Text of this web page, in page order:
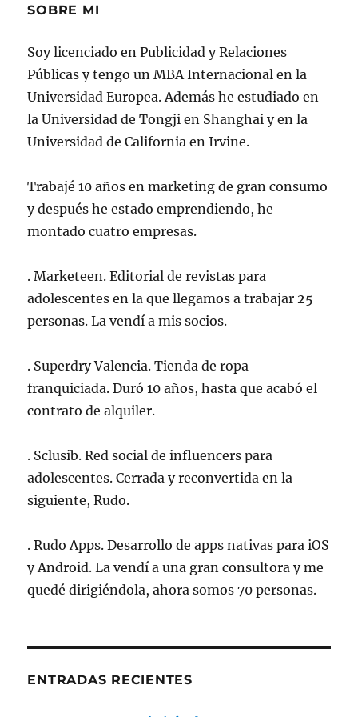
SOBRE MI
Soy licenciado en Publicidad y Relaciones
Públicas y tengo un MBA Internacional en la
Universidad Europea. Además he estudiado en
la Universidad de Tongji en Shanghai y en la
Universidad de California en Irvine.
Trabajé 10 años en marketing de gran consumo
y después he estado emprendiendo, he
montado cuatro empresas.
. Marketeen. Editorial de revistas para
adolescentes en la que llegamos a trabajar 25
personas. La vendí a mis socios.
. Superdry Valencia. Tienda de ropa
franquiciada. Duró 10 años, hasta que acabó el
contrato de alquiler.
. Sclusib. Red social de influencers para
adolescentes. Cerrada y reconvertida en la
siguiente, Rudo.
. Rudo Apps. Desarrollo de apps nativas para iOS
y Android. La vendí a una gran consultora y me
quedé dirigiéndola, ahora somos 70 personas.
ENTRADAS RECIENTES